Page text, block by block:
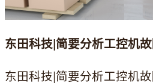
东田科技|简要分析工控机
东田科技|简要分析工控机